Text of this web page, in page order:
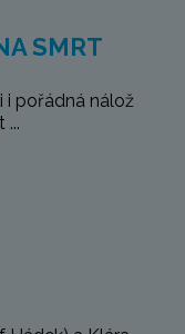
SMRT
i pořádná nálož
...